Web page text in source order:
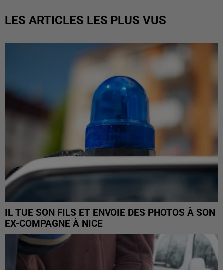
LES ARTICLES LES PLUS VUS
IL TUE SON FILS ET ENVOIE DES PHOTOS À SON
EX-COMPAGNE À NICE